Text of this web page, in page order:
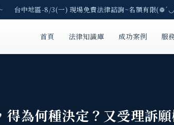
中地區-8/3(一) 現場免費法律諮詢~名額有限
首頁 法律知識庫 成功案例 服
為何種決定？又受理訴